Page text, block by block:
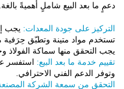
دعمٍ ما بعد البيع شاملٍ أهميةً بالغة.
التركيز على جودة المعدات: يجب
تستخدم مواد متينة وتطبّق حِرَفية
يجب التحقق منها سماكة الفولاذ
تقييم خدمة ما بعد البيع: استفسر
وتوفر الدعم الفني الاحترافي.
التحقق من سمعة الشركة